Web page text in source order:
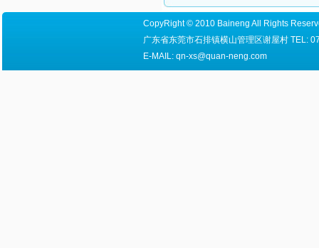
CopyRight © 2010 Baineng All Rights
广东省东莞市石排镇横山管理区谢屋村 TEL:
E-MAIL: qn-xs@quan-neng.com